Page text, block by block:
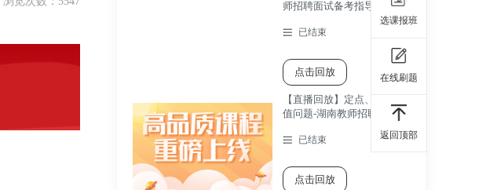
师招聘面试备考指导直播课
已结束
点击回放
【直播回放】定点、动点最
值问题-湖南教师招聘考试数
已结束
点击回放
选课报班
在线刷题
返回顶部